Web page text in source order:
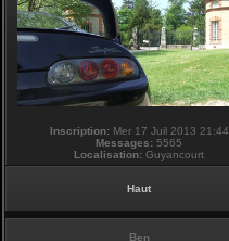
Inscription:Mer 17 Juil 2013 21:44
Messages: 5565
Localisation: Guyancourt
Haut
Ben